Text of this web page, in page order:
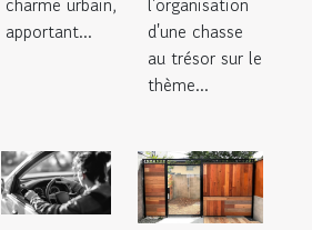
apportant...
d'une chasse
au trésor sur le
thème...